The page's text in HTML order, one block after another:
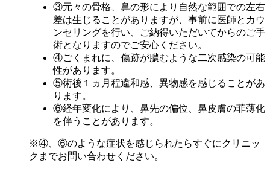
③元々の骨格、鼻の形により自然な範囲での左右
差は生じることがありますが、事前に医師とカウ
ンセリングを行い、ご納得いただいてからのご手
術となりますのでご安心ください。
④ごくまれに、傷跡が膿むような二次感染の可能
性があります。
⑤術後１ヵ月程違和感、異物感を感じることがあ
ります。
⑥経年変化により、鼻先の偏位、鼻皮膚の菲薄化
を伴うことがあります。
※④、⑥のような症状を感じられたらすぐにクリニッ
クまでお問い合わせください。